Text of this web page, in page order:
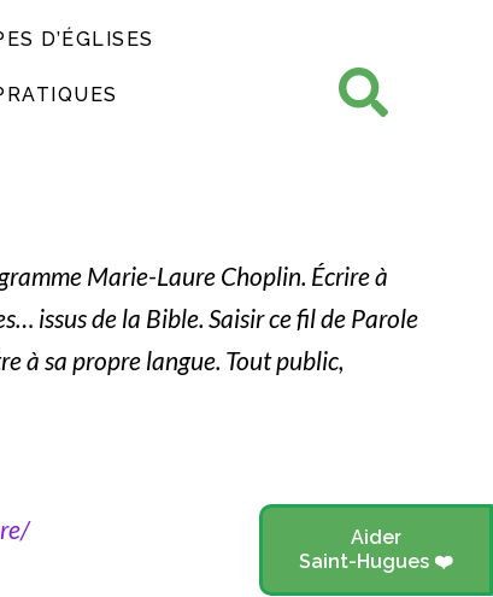
D’ÉGLISES
Aider
Saint-Hugues ❤️
Marie-Laure Choplin. Écrire à
issus de la Bible. Saisir ce fil de Parole
à sa propre langue. Tout public,